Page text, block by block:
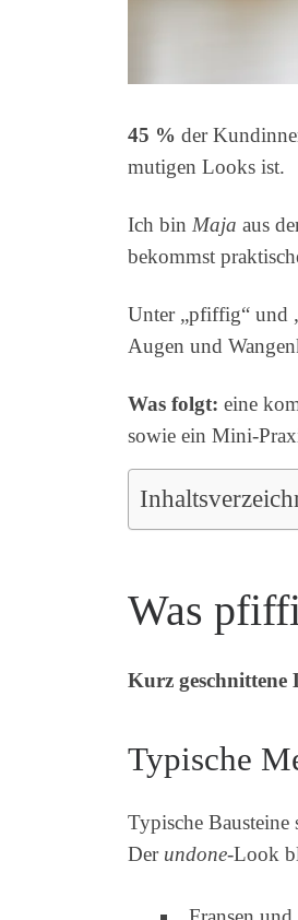
45 % der
mutigen Looks ist.
Ich bin Maja aus
bekommst
Unter „pfiffig“ und
Augen und
Was folgt: eine
sowie ein Mini-
Was
Kurz geschnittene
Typische
Typische
Der undone-Look